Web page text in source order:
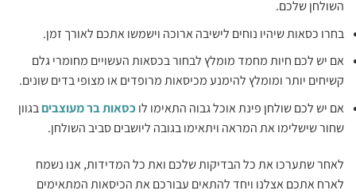
השולחן שלכם.
בחרו כסאות שיהיו נוחים לישיבה ארוכה וישמשו אתכם לאורך זמן.
אם יש לכם חיות מחמד מומלץ לבחור בכסאות העשויים מחומרי גלם
קשיחים יותר ומומלץ להימנע מכיסאות מרופדים או מצופי בדים שונים.
אם יש לכם שולחן פינת אוכל גבוה התאימו לוכסאות בר מעוצביםבגוון
שחור שישלימו את המראה ויתאימו בגובה ליושבים סביב השולחן.
לאחר שתערכו את כל הבדיקות שלכם ואת כל המדידות, אנו נשמח
לארח אתכם אצלנו ויחד להתאים עבורכם את הכיסאות המתאימים